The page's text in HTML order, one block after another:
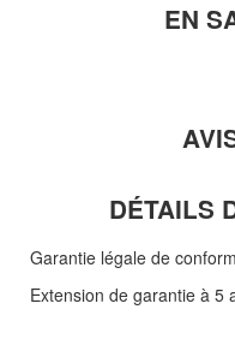
EN
DÉTAILS
Garantie légale de
Extension de garantie à 5